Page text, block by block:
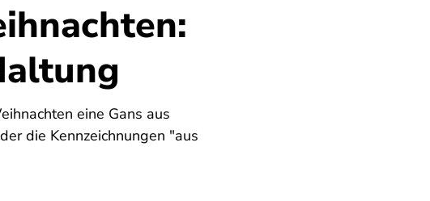
eine Gans aus
die Kennzeichnungen "aus